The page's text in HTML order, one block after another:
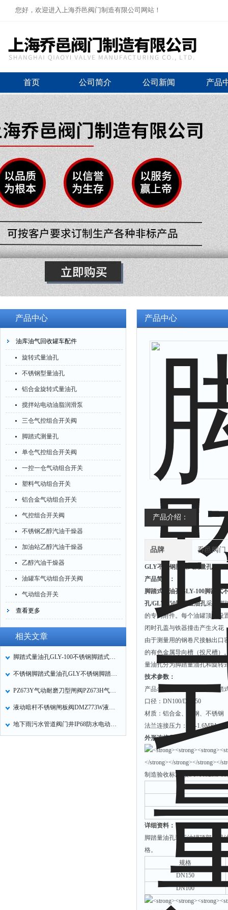
您好，欢迎进入上海乔邑阀门制造有限公司网站！
首页 公司简介 公司新闻 产品
产品中心
油库油气回收罐车配件
旋转式量油孔
不锈钢型量油孔
铝合金旋转式量油孔
搅拌站电动油脂润滑泵
三仓气控组合开关阀
脚踏式测量孔
单仓气控组合开关阀
一控一仓气动组合开关
塑料气动组合开关
铝合金气动组合开关
气控组合开关阀
不锈钢乙醇汽油干燥器
加油站乙醇汽油干燥器
乙醇汽油干燥器
油罐车气动组合开关阀
气动组合开关
查看更多
相关文章
脚踏式量油孔GLY-100不锈钢脚踏式量油孔脚踏式测量孔技术参数
不锈钢脚踏式量油孔GLY不锈钢脚踏式测量孔储罐油罐量油孔技术参数
PZ673Y气动耐磨刀型闸阀PZ673H气动插板阀PZ673X气动闸板阀的工作原理
液动暗杆不锈钢闸板阀DMZ773W液动暗杆不锈钢刀型闸阀的技术参数
地下雨污水管道阀门井IP68防水电动不锈钢蝶阀具有防水淹可泡水下工作的功能
产品中心
产品介绍：
品牌 乔邑阀门
GLY不锈钢脚踏式测量孔
产品简介：
脚踏式量油孔
GLY-100脚踏
孔/GLY-150脚踏量油孔采用脚
的专门附件。每个油罐顶上设
闭时孔盖与铁器撞击产生火花
由于测量用的钢卷尺接触出口
的有色金属导向槽（投尺槽）
量油孔分为脚踏量油孔和旋转
技术参数：
产品名称：脚踏量油孔，脚踏
口径：DN100/DN150
材质：铝合金、碳钢、不锈钢
法兰连接压力：0.6-1.6MPA
外形连接尺寸：
制造验收标准:按SY/T0525.5-
详细资料：
脚踏量油孔装于油罐顶部，是
格。
规格
DN150
DN100